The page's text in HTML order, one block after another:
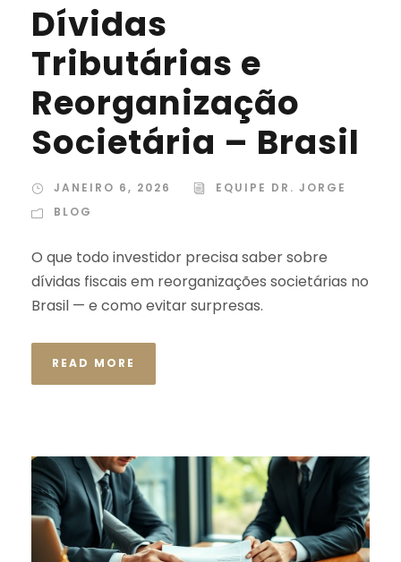
Dívidas
Tributárias e
Reorganização
Societária – Brasil
JANEIRO 6, 2026
EQUIPE DR. JORGE
BLOG
O que todo investidor precisa saber sobre
dívidas fiscais em reorganizações societárias no
Brasil — e como evitar surpresas.
READ MORE